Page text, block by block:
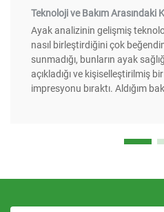
Teknoloji ve Bakım Arasındaki
Ayak analizinin gelişmiş
nasıl birleştirdiğini çok
sunmadığı, bunların ayak
açıkladığı ve kişiselleştirilmiş
impresyonu bıraktı. Aldığım